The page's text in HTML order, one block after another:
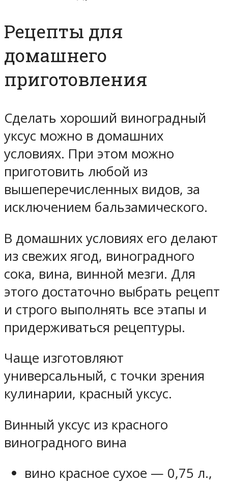
Рецепты для
домашнего
приготовления
Сделать хороший виноградный
уксус можно в домашних
условиях. При этом можно
приготовить любой из
вышеперечисленных видов, за
исключением бальзамического.
В домашних условиях его делают
из свежих ягод, виноградного
сока, вина, винной мезги. Для
этого достаточно выбрать рецепт
и строго выполнять все этапы и
придерживаться рецептуры.
Чаще изготовляют
универсальный, с точки зрения
кулинарии, красный уксус.
Винный уксус из красного
виноградного вина
вино красное сухое — 0,75 л.,